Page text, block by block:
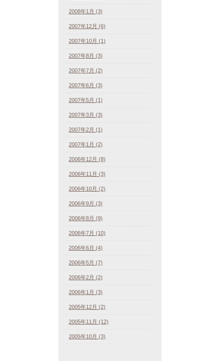
2008年1月 (3)
2007年12月 (6)
2007年10月 (1)
2007年8月 (3)
2007年7月 (2)
2007年6月 (3)
2007年5月 (1)
2007年3月 (3)
2007年2月 (1)
2007年1月 (2)
2006年12月 (8)
2006年11月 (3)
2006年10月 (2)
2006年9月 (3)
2006年8月 (9)
2006年7月 (10)
2006年6月 (4)
2006年5月 (7)
2006年2月 (2)
2006年1月 (3)
2005年12月 (2)
2005年11月 (12)
2005年10月 (3)